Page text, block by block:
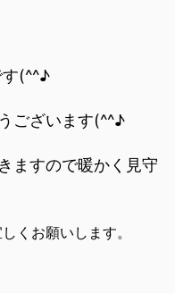
(^^♪
ございます(^^♪
ますので暖かく見守
くお願いします。